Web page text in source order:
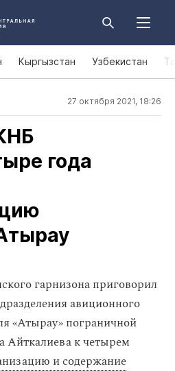
Кыргызстан Узбекистан
27 октября 2021, 18:26
года
гарнизона приговорил
авиционного
«Атырау» пограничной
к четырем
и содержание